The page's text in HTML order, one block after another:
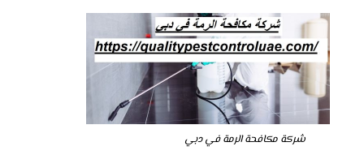
شركة مكافحة الرمة في دبي